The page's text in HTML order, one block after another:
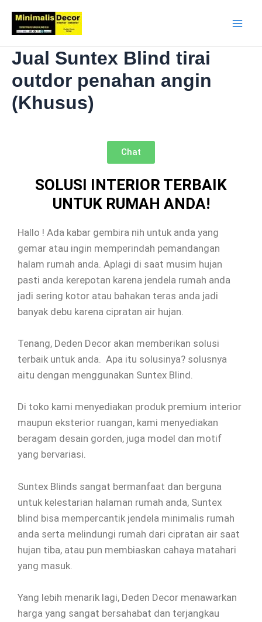
Jual Suntex Blind tirai
outdor penahan angin
(Khusus)
Chat
SOLUSI INTERIOR TERBAIK
UNTUK RUMAH ANDA!
Hallo ! Ada kabar gembira nih untuk anda yang
gemar atau ingin memperindah pemandangan
halam rumah anda. Aplagi di saat musim hujan
pasti anda kerepotan karena jendela rumah anda
jadi sering kotor atau bahakan teras anda jadi
banyak debu karena cipratan air hujan.
Tenang, Deden Decor akan memberikan solusi
terbaik untuk anda. Apa itu solusinya? solusnya
aitu dengan menggunakan Suntex Blind.
Di toko kami menyediakan produk premium interior
maupun eksterior ruangan, kami menyediakan
beragam desain gorden, juga model dan motif
yang bervariasi.
Suntex Blinds sangat bermanfaat dan berguna
untuk kelestarian halaman rumah anda, Suntex
blind bisa mempercantik jendela minimalis rumah
anda serta melindungi rumah dari cipratan air saat
hujan tiba, atau pun membiaskan cahaya matahari
yang masuk.
Yang lebih menarik lagi, Deden Decor menawarkan
harga yang sangat bersahabat dan terjangkau